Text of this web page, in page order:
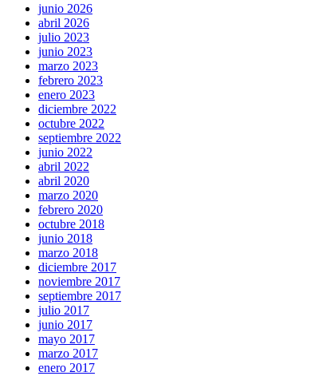
junio 2026
abril 2026
julio 2023
junio 2023
marzo 2023
febrero 2023
enero 2023
diciembre 2022
octubre 2022
septiembre 2022
junio 2022
abril 2022
abril 2020
marzo 2020
febrero 2020
octubre 2018
junio 2018
marzo 2018
diciembre 2017
noviembre 2017
septiembre 2017
julio 2017
junio 2017
mayo 2017
marzo 2017
enero 2017